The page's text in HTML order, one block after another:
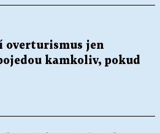
overturismus jen
kamkoliv, pokud